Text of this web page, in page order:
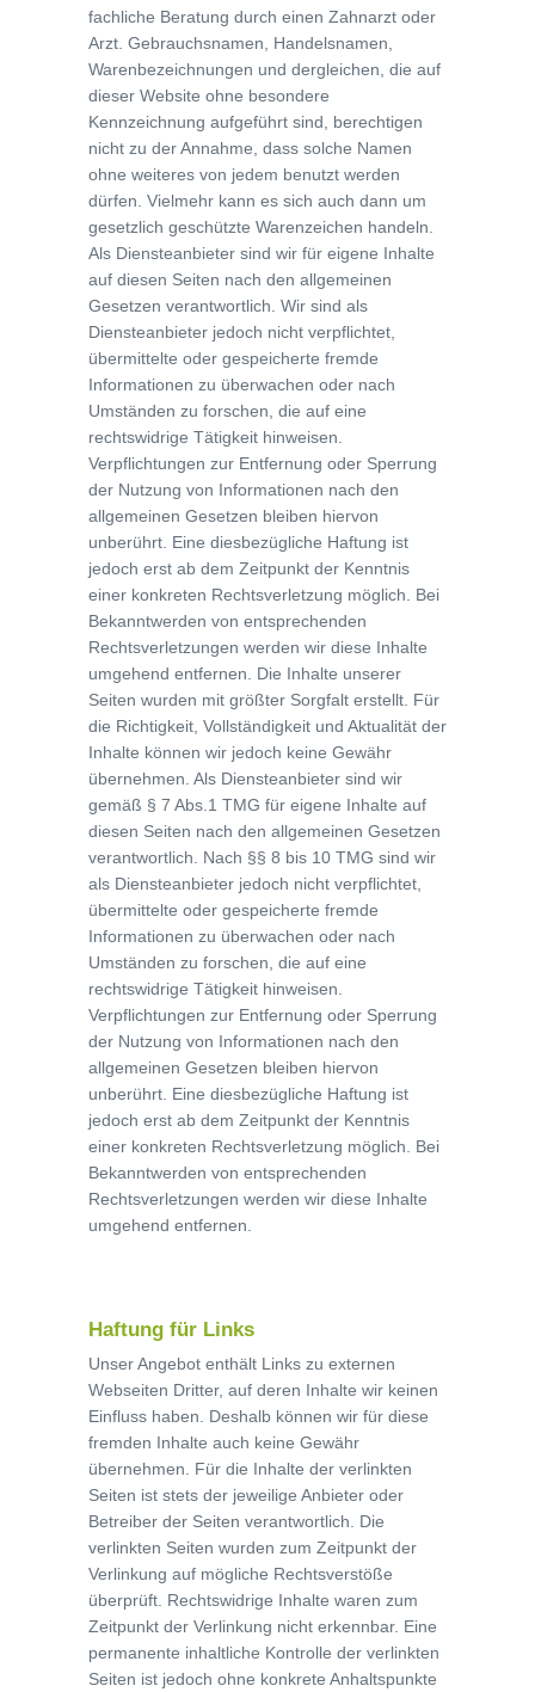
fachliche Beratung durch einen Zahnarzt oder
Arzt. Gebrauchsnamen, Handelsnamen,
Warenbezeichnungen und dergleichen, die auf
dieser Website ohne besondere
Kennzeichnung aufgeführt sind, berechtigen
nicht zu der Annahme, dass solche Namen
ohne weiteres von jedem benutzt werden
dürfen. Vielmehr kann es sich auch dann um
gesetzlich geschützte Warenzeichen handeln.
Als Diensteanbieter sind wir für eigene Inhalte
auf diesen Seiten nach den allgemeinen
Gesetzen verantwortlich. Wir sind als
Diensteanbieter jedoch nicht verpflichtet,
übermittelte oder gespeicherte fremde
Informationen zu überwachen oder nach
Umständen zu forschen, die auf eine
rechtswidrige Tätigkeit hinweisen.
Verpflichtungen zur Entfernung oder Sperrung
der Nutzung von Informationen nach den
allgemeinen Gesetzen bleiben hiervon
unberührt. Eine diesbezügliche Haftung ist
jedoch erst ab dem Zeitpunkt der Kenntnis
einer konkreten Rechtsverletzung möglich. Bei
Bekanntwerden von entsprechenden
Rechtsverletzungen werden wir diese Inhalte
umgehend entfernen. Die Inhalte unserer
Seiten wurden mit größter Sorgfalt erstellt. Für
die Richtigkeit, Vollständigkeit und Aktualität der
Inhalte können wir jedoch keine Gewähr
übernehmen. Als Diensteanbieter sind wir
gemäß § 7 Abs.1 TMG für eigene Inhalte auf
diesen Seiten nach den allgemeinen Gesetzen
verantwortlich. Nach §§ 8 bis 10 TMG sind wir
als Diensteanbieter jedoch nicht verpflichtet,
übermittelte oder gespeicherte fremde
Informationen zu überwachen oder nach
Umständen zu forschen, die auf eine
rechtswidrige Tätigkeit hinweisen.
Verpflichtungen zur Entfernung oder Sperrung
der Nutzung von Informationen nach den
allgemeinen Gesetzen bleiben hiervon
unberührt. Eine diesbezügliche Haftung ist
jedoch erst ab dem Zeitpunkt der Kenntnis
einer konkreten Rechtsverletzung möglich. Bei
Bekanntwerden von entsprechenden
Rechtsverletzungen werden wir diese Inhalte
umgehend entfernen.
Haftung für Links
Unser Angebot enthält Links zu externen
Webseiten Dritter, auf deren Inhalte wir keinen
Einfluss haben. Deshalb können wir für diese
fremden Inhalte auch keine Gewähr
übernehmen. Für die Inhalte der verlinkten
Seiten ist stets der jeweilige Anbieter oder
Betreiber der Seiten verantwortlich. Die
verlinkten Seiten wurden zum Zeitpunkt der
Verlinkung auf mögliche Rechtsverstöße
überprüft. Rechtswidrige Inhalte waren zum
Zeitpunkt der Verlinkung nicht erkennbar. Eine
permanente inhaltliche Kontrolle der verlinkten
Seiten ist jedoch ohne konkrete Anhaltspunkte